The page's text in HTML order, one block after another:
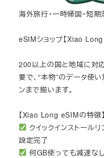
海外旅行・一時帰国・短
eSIMショップ【Xiao Long
200以上の国と地域に対
要で、“本物”のデータ使
ンまで揃います。
【Xiao Long eSIMの特徴】
クイックインストール
設定完了
何GB使っても減速な